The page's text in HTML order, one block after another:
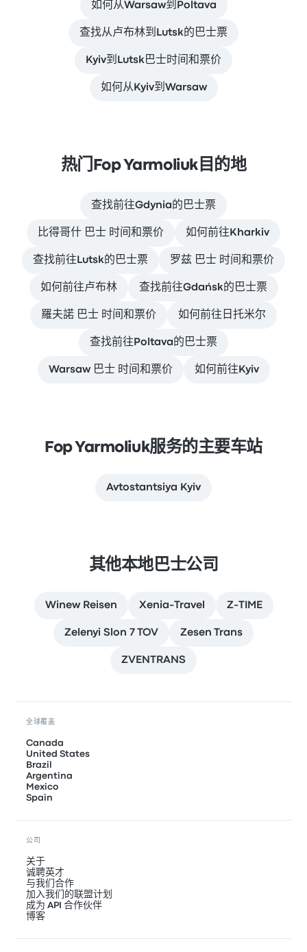
如何从Warsaw到Poltava
查找从卢布林到Lutsk的巴士票
Kyiv到Lutsk巴士时间和票价
如何从Kyiv到Warsaw
热门Fop Yarmoliuk目的地
查找前往Gdynia的巴士票
比得哥什 巴士 时间和票价 如何前往Kharkiv
查找前往Lutsk的巴士票 罗兹 巴士 时间和票价
如何前往卢布林 查找前往Gdańsk的巴士票
羅夫諾 巴士 时间和票价 如何前往日托米尔
查找前往Poltava的巴士票
Warsaw 巴士 时间和票价 如何前往Kyiv
Fop Yarmoliuk服务的主要车站
Avtostantsiya Kyiv
其他本地巴士公司
Winew Reisen Xenia-Travel Z-TIME
Zelenyi Slon 7 TOV Zesen Trans
ZVENTRANS
全球覆盖
Canada
United States
Brazil
Argentina
Mexico
Spain
公司
关于
诚聘英才
与我们合作
加入我们的联盟计划
成为 API 合作伙伴
博客